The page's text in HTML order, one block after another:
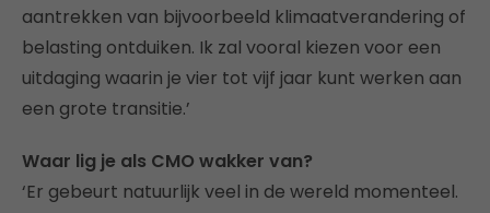
aantrekken van bijvoorbeeld klimaatverandering of
belasting ontduiken. Ik zal vooral kiezen voor een
uitdaging waarin je vier tot vijf jaar kunt werken aan
een grote transitie.’
Waar lig je als CMO wakker van?
‘Er gebeurt natuurlijk veel in de wereld momenteel.